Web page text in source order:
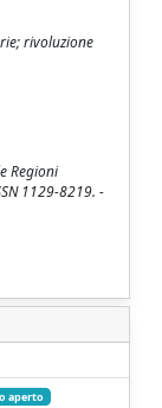
rivoluzione
Regioni
1129-8219. -
aperto